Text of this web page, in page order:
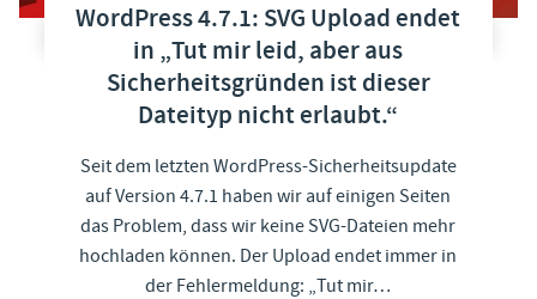
WordPress 4.7.1: SVG Upload endet
in „Tut mir leid, aber aus
Sicherheitsgründen ist dieser
Dateityp nicht erlaubt.“
Seit dem letzten WordPress-Sicherheitsupdate
auf Version 4.7.1 haben wir auf einigen Seiten
das Problem, dass wir keine SVG-Dateien mehr
hochladen können. Der Upload endet immer in
der Fehlermeldung: „Tut mir…